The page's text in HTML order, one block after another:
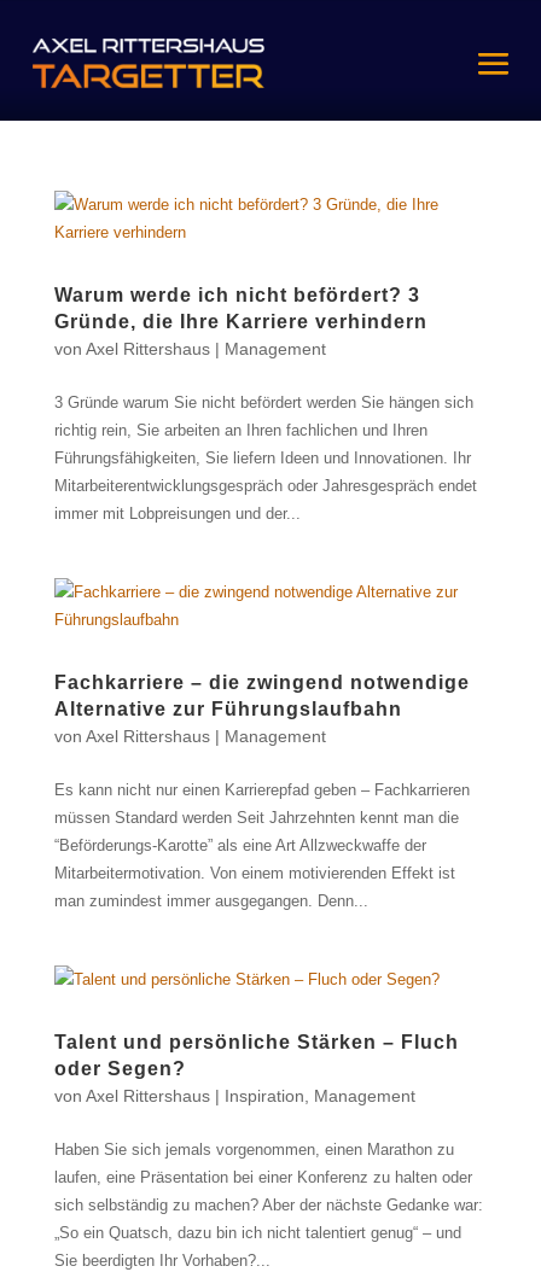
Warum werde ich nicht befördert? 3
Gründe, die Ihre Karriere verhindern
von Axel Rittershaus| Management
3 Gründe warum Sie nicht befördert werden Sie hängen sich
richtig rein, Sie arbeiten an Ihren fachlichen und Ihren
Führungsfähigkeiten, Sie liefern Ideen und Innovationen. Ihr
Mitarbeiterentwicklungsgespräch oder Jahresgespräch endet
immer mit Lobpreisungen und der...
Fachkarriere – die zwingend notwendige
Alternative zur Führungslaufbahn
von Axel Rittershaus| Management
Es kann nicht nur einen Karrierepfad geben – Fachkarrieren
müssen Standard werden Seit Jahrzehnten kennt man die
“Beförderungs-Karotte” als eine Art Allzweckwaffe der
Mitarbeitermotivation. Von einem motivierenden Effekt ist
man zumindest immer ausgegangen. Denn...
Talent und persönliche Stärken – Fluch
oder Segen?
von Axel Rittershaus| Inspiration, Management
Haben Sie sich jemals vorgenommen, einen Marathon zu
laufen, eine Präsentation bei einer Konferenz zu halten oder
sich selbständig zu machen? Aber der nächste Gedanke war:
„So ein Quatsch, dazu bin ich nicht talentiert genug“ – und
Sie beerdigten Ihr Vorhaben?...